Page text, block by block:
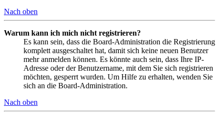
Nach oben
Warum kann ich mich nicht registrieren?
Es kann sein, dass die Board-Administration die Registrierung
komplett ausgeschaltet hat, damit sich keine neuen Benutzer
mehr anmelden können. Es könnte auch sein, dass Ihre IP-
Adresse oder der Benutzername, mit dem Sie sich registrieren
möchten, gesperrt wurden. Um Hilfe zu erhalten, wenden Sie
sich an die Board-Administration.
Nach oben